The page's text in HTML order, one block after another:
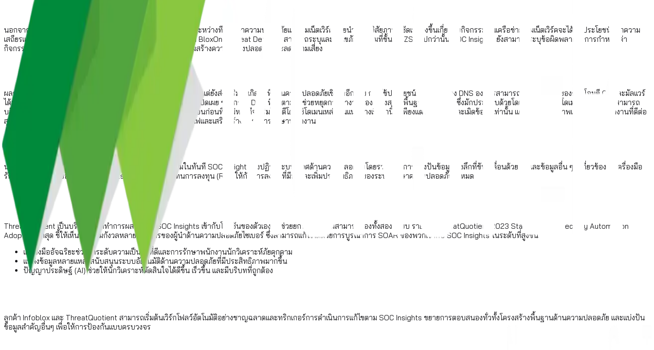
นอกจากนี้ SOC Insights ยังมีบทบาทสำคัญในการเชื่อมช่องว่างระหว่างทีมรักษาความปลอดภัยและทีมเน็ตเวิร์ค โดยนำเสนอวิสัยภาพที่ชัดเจนยิ่งขึ้นเกี่ยวกับกิจกรรมบนเครือข่าย ทีมเน็ตเวิร์คจะได้รับประโยชน์จากความ
เสถียรและความยืดหยุ่นของ DNS และเครือข่ายที่เพิ่มขึ้น เนื่องจาก BloxOne Threat Defense สามารถระบุและแก้ไขภัยคุกคามที่ชั้น DNZSยิ่งไปกว่านั้น SOC Insights ยังสามารถระบุข้อผิดพลาดในการกำหนดค่า
กิจกรรมที่มีความเสี่ยงสูง และพฤติกรรมอื่นๆ ที่ช่วยให้องค์กรเสริมสร้างความมั่นคงปลอดภัยและลดความเสี่ยง
ผลกระทบของ SOC Insights ไม่ได้หยุดอยู่แค่ประโยชน์เฉพาะหน้า แต่ยังส่งเสริมให้เกิดท่าทีด้านความปลอดภัยเชิงรุกอีกด้วย การใช้ประโยชน์จากข่าวกรอง DNS องค์กรสามารถลดความเสี่ยงของการโจมตี C2 และมัลแวร์
ได้มากถึง 92% ตามที่ Cybersecurity Directorate at the NSA เปิดเผย ข่าวกรอง DNS ที่ถูกตามล่าช่วยหยุดการทำงานของโครงสร้างพื้นฐานการโจมตี ซึ่งมักประกอบด้วยโดเมนหลายหมื่นโดเมน ทำให้ลูกค้าสามารถ
บล็อกการโจมตีจำนวนมากได้แม้ว่าจะมีการโจมตีล่วงหน้า 2-3 เดือนก่อนที่ผู้ไม่หวังดีจะเริ่มโจมตีโดยใช้โดเมนเหล่านั้นแนวทางเชิงรุกนี้ไม่เพียงแต่ช่วยลดการละเมิดข้อมูลเท่านั้น แต่ยังส่งเสริมสภาพแวดล้อมการทำงานที่ดีต่อ
สุขภาพสำหรับนักวิเคราะห์ด้านความปลอดภัย ช่วยลดภาวะหมดไฟและเสริมสร้างอัตราการรักษาพนักงาน
นอกเหนือจากประโยชน์ด้านความปลอดภัยไซเบอร์ที่ยอดเยี่ยมในทันที SOC Insights ยังปฏิวัติระบบนิเวศด้านความปลอดภัยโดยรวม ด้วยการแบ่งปันข้อมูลเชิงลึกที่ขับเคลื่อนด้วย AI และข้อมูลอื่น ๆ ที่เกี่ยวข้องกับเครื่องมือ
รักษาความปลอดภัยอื่น ๆ SOC Insights ช่วยเพิ่มผลตอบแทนการลงทุน (ROI) ให้กับการลงทุนที่มีอยู่และเพิ่มประสิทธิภาพของระบบรักษาความปลอดภัยทั้งหมด
ThreatQuotient เป็นบริษัทแรกที่ทำการผสานรวม SOC Insights เข้ากับโซลูชันของตัวเอง ซึ่งช่วยยกระดับความสามารถของทั้งสองระบบ รายงาน ThreatQuotient 2023 State of Cybersecurity Automation
Adoption ล่าสุด ชี้ให้เห็นถึงความกังวลหลายประการของผู้นำด้านความปลอดภัยไซเบอร์ ซึ่งสามารถแก้ไขได้ด้วยการบูรณาการ SOAR ของพวกเขากับ SOC Insights ในระดับที่สูงขึ้น
เครื่องมืออัจฉริยะช่วยยกระดับความเป็นอยู่ที่ดีและการรักษาพนักงานนักวิเคราะห์ภัยคุกคาม
แหล่งข้อมูลหลายแหล่งสนับสนุนระบบอัตโนมัติด้านความปลอดภัยที่มีประสิทธิภาพมากขึ้น
ปัญญาประดิษฐ์ (AI) ช่วยให้นักวิเคราะห์ตัดสินใจได้ดีขึ้น เร็วขึ้น และมีบริบทที่ถูกต้อง
ลูกค้า Infoblox และ ThreatQuotient สามารถเริ่มต้นเวิร์กโฟลว์อัตโนมัติอย่างชาญฉลาดและทริกเกอร์การดําเนินการแก้ไขตาม SOC Insights ขยายการตอบสนองทั่วทั้งโครงสร้างพื้นฐานด้านความปลอดภัย และแบ่งปัน
ข้อมูลสําคัญอื่นๆ เพื่อให้การป้องกันแบบครบวงจร